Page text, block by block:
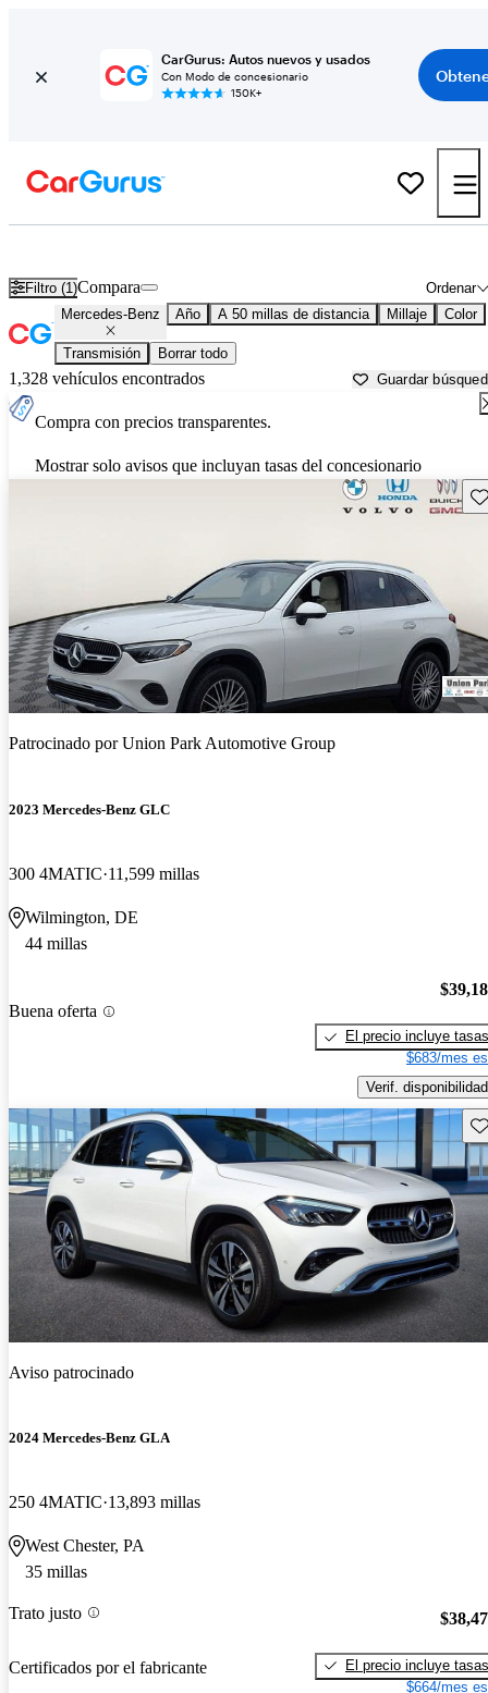
CarGurus: Autos nuevos y usados
Con Modo de concesionario
150K+
Filtro (1) Ordenar
Compara
Mercedes-Benz Año A 50 millas de distancia Millaje Color
Transmisión Borrar todo
1,328 vehículos encontrados Guardar
Compra con precios transparentes.
Mostrar solo avisos que incluyan tasas del concesionario
Patrocinado porUnion Park Automotive Group
2023 Mercedes-Benz GLC
300 4MATIC 11,599 millas
Wilmington, DE
44 millas
Buena oferta
El precio incluye tasas
$683/mes
Verif. disponibilidad
Aviso patrocinado
2024 Mercedes-Benz GLA
250 4MATIC 13,893 millas
West Chester, PA
35 millas
Trato justo
Certificados por el fabricante
El precio incluye tasas
$664/mes